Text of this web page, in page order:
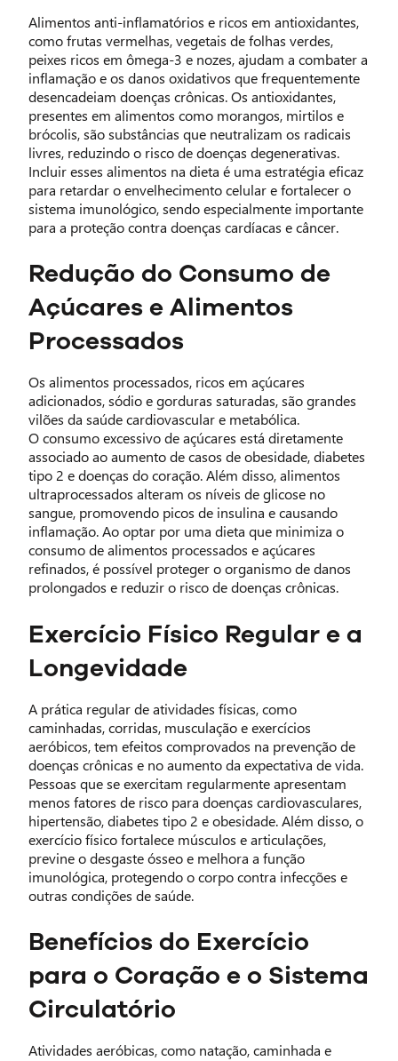
Alimentos anti-inflamatórios e ricos em antioxidantes,
como frutas vermelhas, vegetais de folhas verdes,
peixes ricos em ômega-3 e nozes, ajudam a combater a
inflamação e os danos oxidativos que frequentemente
desencadeiam doenças crônicas. Os antioxidantes,
presentes em alimentos como morangos, mirtilos e
brócolis, são substâncias que neutralizam os radicais
livres, reduzindo o risco de doenças degenerativas.
Incluir esses alimentos na dieta é uma estratégia eficaz
para retardar o envelhecimento celular e fortalecer o
sistema imunológico, sendo especialmente importante
para a proteção contra doenças cardíacas e câncer.
Redução do Consumo de
Açúcares e Alimentos
Processados
Os alimentos processados, ricos em açúcares
adicionados, sódio e gorduras saturadas, são grandes
vilões da saúde cardiovascular e metabólica.
O consumo excessivo de açúcares está diretamente
associado ao aumento de casos de obesidade, diabetes
tipo 2 e doenças do coração. Além disso, alimentos
ultraprocessados alteram os níveis de glicose no
sangue, promovendo picos de insulina e causando
inflamação. Ao optar por uma dieta que minimiza o
consumo de alimentos processados e açúcares
refinados, é possível proteger o organismo de danos
prolongados e reduzir o risco de doenças crônicas.
Exercício Físico Regular e a
Longevidade
A prática regular de atividades físicas, como
caminhadas, corridas, musculação e exercícios
aeróbicos, tem efeitos comprovados na prevenção de
doenças crônicas e no aumento da expectativa de vida.
Pessoas que se exercitam regularmente apresentam
menos fatores de risco para doenças cardiovasculares,
hipertensão, diabetes tipo 2 e obesidade. Além disso, o
exercício físico fortalece músculos e articulações,
previne o desgaste ósseo e melhora a função
imunológica, protegendo o corpo contra infecções e
outras condições de saúde.
Benefícios do Exercício
para o Coração e o Sistema
Circulatório
Atividades aeróbicas, como natação, caminhada e